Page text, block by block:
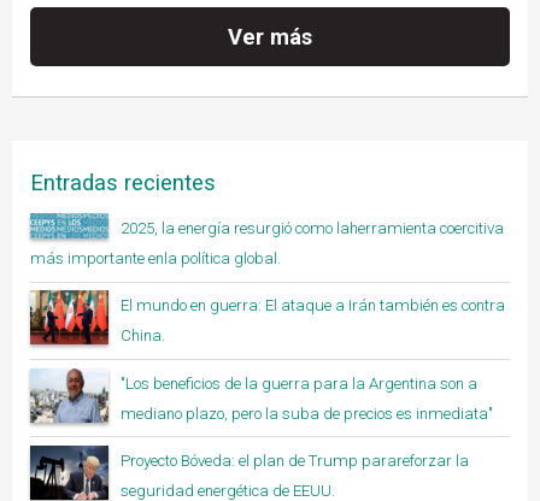
Ver más
Entradas recientes
2025, la energía resurgió como laherramienta coercitiva
más importante enla política global.
El mundo en guerra: El ataque a Irán también es contra
China.
"Los beneficios de la guerra para la Argentina son a
mediano plazo, pero la suba de precios es inmediata"
Proyecto Bóveda: el plan de Trump parareforzar la
seguridad energética de EEUU.